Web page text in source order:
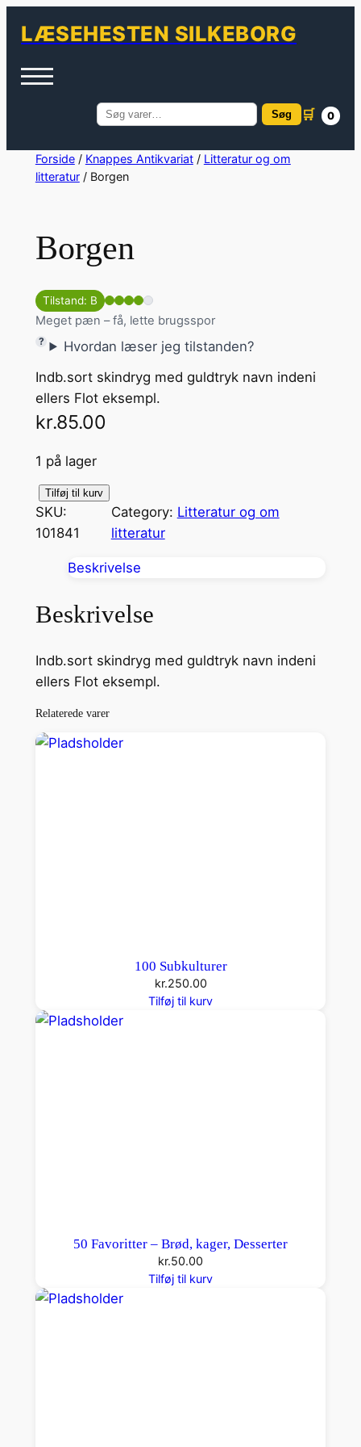
LÆSEHESTEN SILKEBORG
Søg
Søg 🛒 0
SpringForside/ Knappes Antikvariat/ Litteratur og om
litteratur/ Borgen
Borgen
Tilstand: B
Meget pæn – få, lette brugsspor
Hvordan læser jeg tilstanden?
Indb.sort skindryg med guldtryk navn indeni
ellers Flot eksempl.
kr.85.00
1 på lager
o
r
a
t
a
Tilføj til kurv
SKU:
101841
Category: Litteratur og om
litteratur
Beskrivelse
Beskrivelse
Indb.sort skindryg med guldtryk navn indeni
ellers Flot eksempl.
Relaterede varer
100 Subkulturer
kr.250.00
Tilføj til kurv
50 Favoritter – Brød, kager, Desserter
kr.50.00
Tilføj til kurv